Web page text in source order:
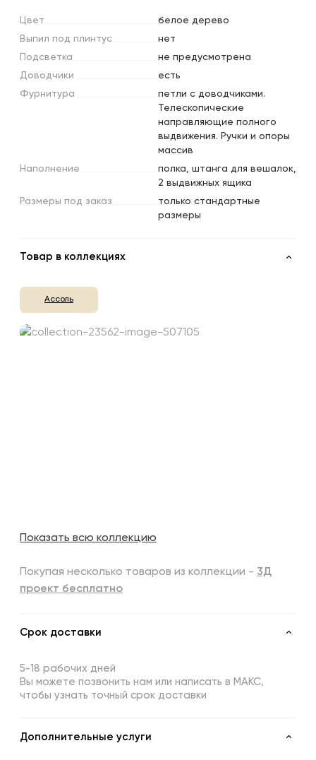
Цвет
белое дерево
Выпил под плинтус
нет
Подсветка
не предусмотрена
Доводчики
есть
Фурнитура
петли с доводчиками.
Телескопические
направляющие полного
выдвижения. Ручки и опоры
массив
Наполнение
полка, штанга для вешалок,
2 выдвижных ящика
Размеры под заказ
только стандартные
размеры
Товар в коллекциях
Ассоль
Показать всю коллекцию
Покупая несколько товаров из коллекции - 3Д
проект бесплатно
Срок доставки
5-18 рабочих дней
Вы можете позвонить нам или написать в МАКС,
чтобы узнать точный срок доставки
Дополнительные услуги